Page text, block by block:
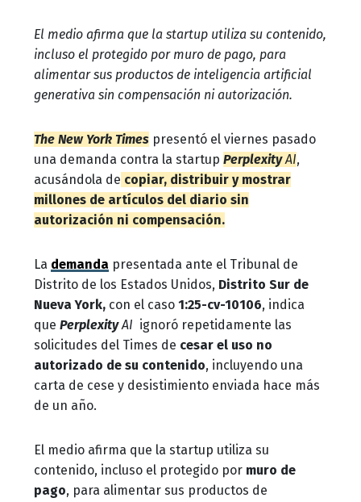
El medio afirma que la startup utiliza su contenido,
incluso el protegido por muro de pago, para
alimentar sus productos de inteligencia artificial
generativa sin compensación ni autorización.
The New York Times presentó el viernes pasado
una demanda contra la startup PerplexityAI,
acusándola de copiar, distribuir y mostrar
millones de artículos del diario sin
autorización ni compensación.
La demanda presentada ante el Tribunal de
Distrito de los Estados Unidos, Distrito Sur de
Nueva York, con el caso 1:25-cv-10106, indica
que PerplexityAI ignoró repetidamente las
solicitudes del Times de cesar el uso no
autorizado de su contenido, incluyendo una
carta de cese y desistimiento enviada hace más
de un año.
El medio afirma que la startup utiliza su
contenido, incluso el protegido por muro de
pago, para alimentar sus productos de